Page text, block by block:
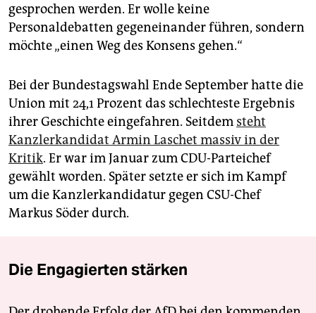
gesprochen werden. Er wolle keine
Personaldebatten gegeneinander führen, sondern
möchte „einen Weg des Konsens gehen.“
Bei der Bundestagswahl Ende September hatte die
Union mit 24,1 Prozent das schlechteste Ergebnis
ihrer Geschichte eingefahren. Seitdem steht
Kanzlerkandidat Armin Laschet massiv in der
Kritik. Er war im Januar zum CDU-Parteichef
gewählt worden. Später setzte er sich im Kampf
um die Kanzlerkandidatur gegen CSU-Chef
Markus Söder durch.
Die Engagierten stärken